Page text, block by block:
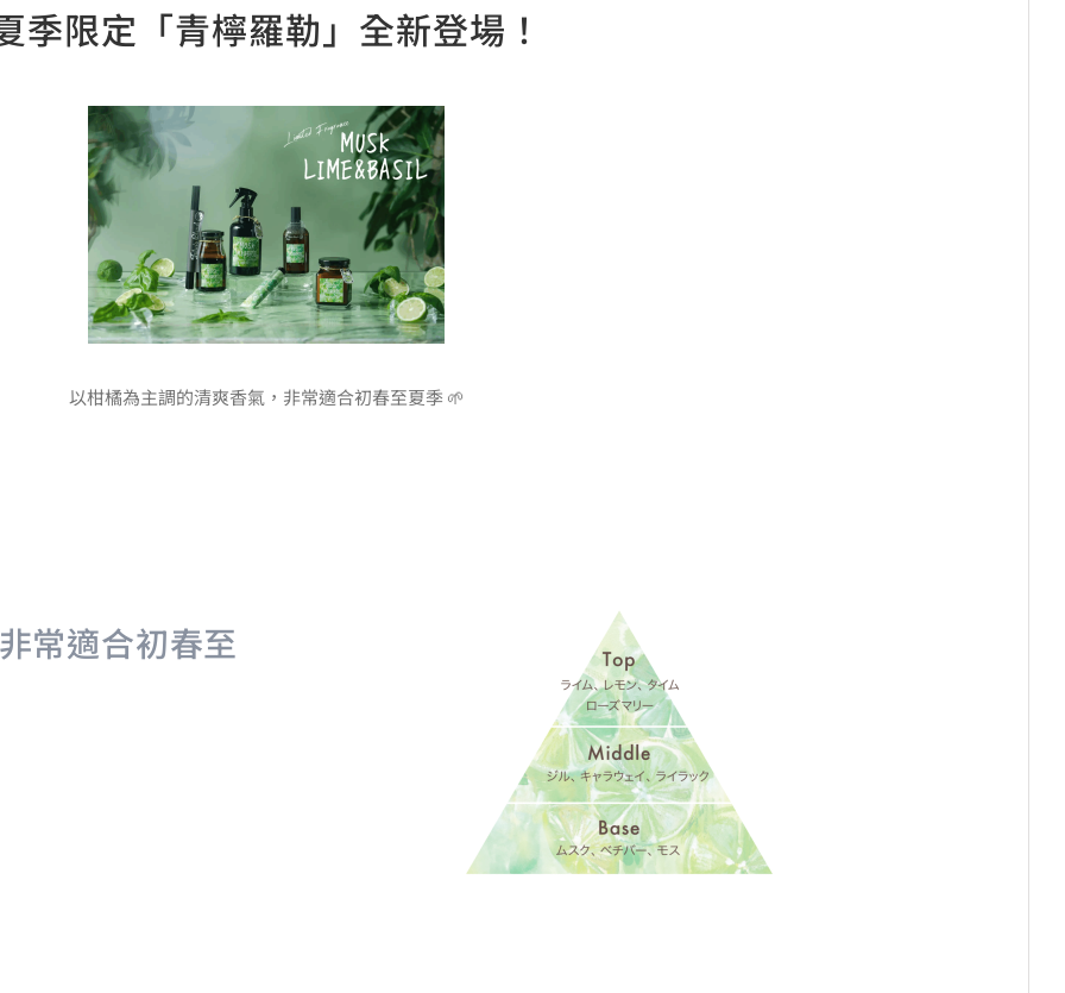
季限定「青檸羅勒」全新登場！
以柑橘為主調的清爽香氣，非常適合初春至夏季 🌱
常適合初春至